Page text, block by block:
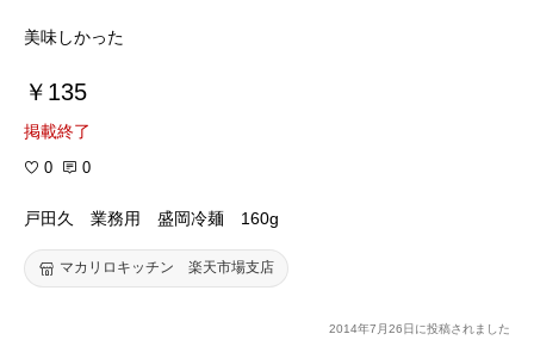
美味しかった
￥135
掲載終了
0 0
戸田久 業務用 盛岡冷麺 160g
マカリロキッチン 楽天市場支店
2014年7月26日に投稿されました